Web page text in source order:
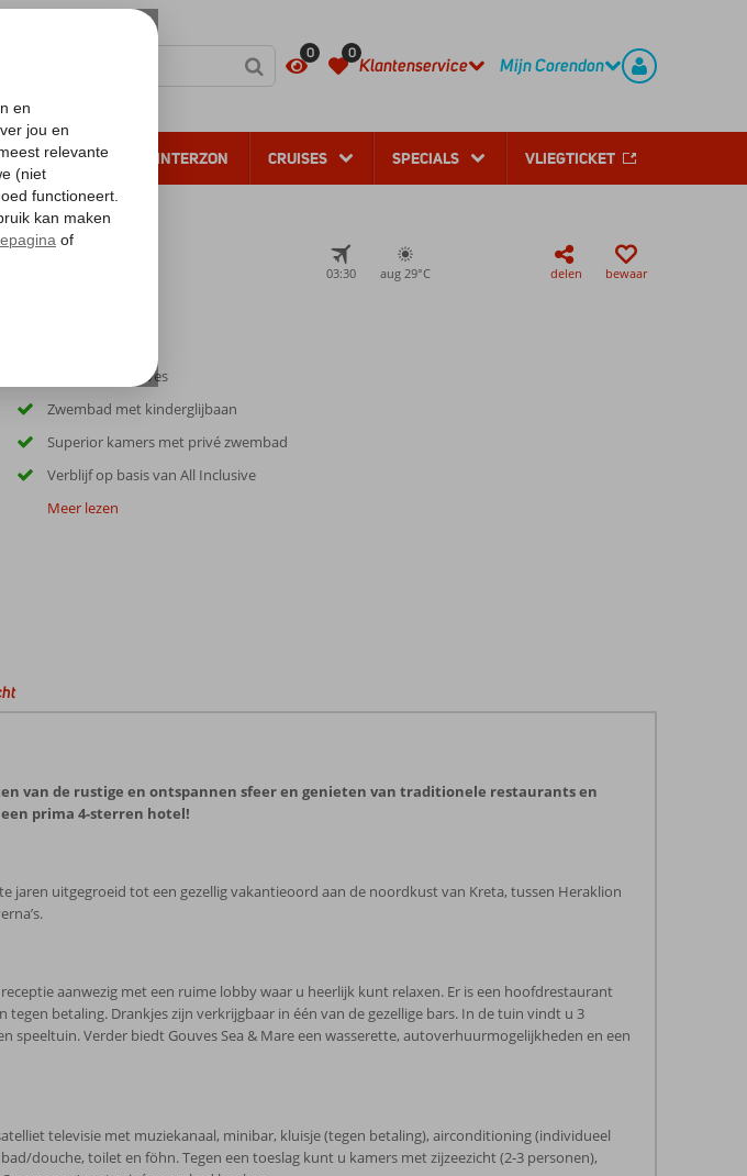
0 0
Klantenservice Mijn Corendon
ALL INCLUSIVE WINTERZON CRUISES SPECIALS VLIEGTICKET
03:30 aug 29°C delen bewaar
Gelegen in Gouves
Zwembad met kinderglijbaan
Superior kamers met privé zwembad
Verblijf op basis van All Inclusive
Meer lezen
van de rustige en ontspannen sfeer en genieten van traditionele restaurants en
prima 4-sterren hotel!
jaren uitgegroeid tot een gezellig vakantieoord aan de noordkust van Kreta, tussen Heraklion
aanwezig met een ruime lobby waar u heerlijk kunt relaxen. Er is een hoofdrestaurant
betaling. Drankjes zijn verkrijgbaar in één van de gezellige bars. In de tuin vindt u 3
Verder biedt Gouves Sea & Mare een wasserette, autoverhuurmogelijkheden en een
televisie met muziekanaal, minibar, kluisje (tegen betaling), airconditioning (individueel
douche, toilet en föhn. Tegen een toeslag kunt u kamers met zijzeezicht (2-3 personen),